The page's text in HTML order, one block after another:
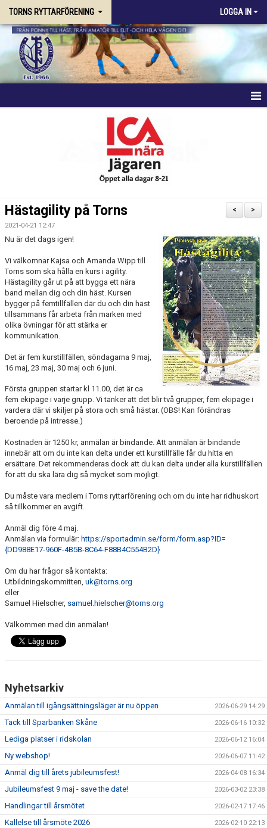
TORNS RYTTARFÖRENING LOGGA IN
STALLPLATS
ANLÄGGNING
RIDHUSKALENDER
KONTAKT
BLI SPONSOR!
KLUBBSHOP
MEDLEMSKAP
STÖTTA TORNS
>
<
Hästagility på Torns
2021-04-21 12:47
Nu är det dags igen!
Vi välkomnar Kajsa och Amanda Wipp till
Torns som ska hålla en kurs i agility.
Hästagility går ut på att bygga ett nära
band mellan dig och din häst. Kursen
bygger på femtillfällen där du och din häst
tillsammans får arbeta från marken med
olika övningar för att stärka er
kommunikation.
Det är fem kurstillfällen, söndagarna 9 maj,
16 maj, 23 maj, 30 maj och 6 juni.
Första gruppen startar kl 11.00, det är ca
fem ekipage i varje grupp. Vi tänker att det blir två grupper, fem ekipage i
vardera där vi skiljer på stora och små hästar. (OBS! Kan förändras
beroende på intresse.)
Kostnaden är 1250 kr, anmälan är bindande. Att anmälan är bindande
innebär att om du inte kan delta under ett kurstillfälle får du hitta en
ersättare. Det rekommenderas dock att du kan delta under alla kurstillfällen
för att du ska lära dig så mycket som möjligt.
Du måste vara medlem i Torns ryttarförening och om du inte har ridhuskort
så tillkommer en avgift.
Anmäl dig före 4 maj.
Anmälan via formulär: https://sportadmin.se/form/form.asp?ID=
{DD988E17-960F-4B5B-8C64-F88B4C554B2D}
Om du har frågor så kontakta:
Utbildningskommitten, uk@torns.org
eller
Samuel Hielscher, samuel.hielscher@torns.org
Välkommen med din anmälan!
Nyhetsarkiv
Anmälan till igångsättningsläger är nu öppen 2026-06-29 14:29
Tack till Sparbanken Skåne 2026-06-16 10:32
Lediga platser i ridskolan 2026-06-12 16:04
Ny webshop! 2026-06-07 11:42
Anmäl dig till årets jubileumsfest! 2026-04-08 16:34
Jubileumsfest 9 maj - save the date! 2026-03-02 23:38
Handlingar till årsmötet 2026-02-17 17:46
Kallelse till årsmöte 2026 2026-02-10 22:13